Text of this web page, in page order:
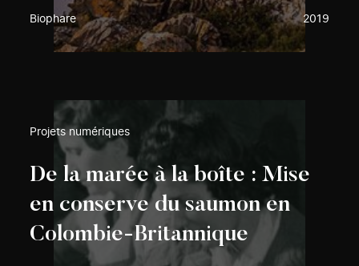
Biophare 2019
Projets numériques
De la marée à la boîte : Mise
en conserve du saumon en
Colombie-Britannique